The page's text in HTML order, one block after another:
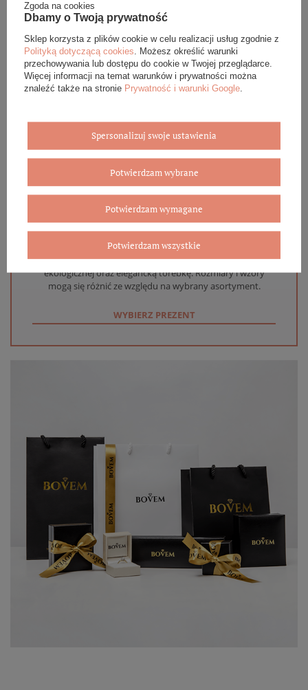
DANE SZCZEGÓŁOWE
OPINIE (0)
GWARANCJA
Eleganckie opakowanie gratis
Biżuterię i zegarki zakupione w sklepie internetowym
BOVEM otrzymasz jako gotowy do wręczenia upominek. Do
każdego zamówienia dołączamy pudełko ze skóry
ekologicznej oraz elegancką torebkę. Rozmiary i wzory
mogą się różnić ze względu na wybrany asortyment.
WYBIERZ PREZENT
Zgoda na cookies
Dbamy o Twoją prywatność
Sklep korzysta z plików cookie w celu realizacji usług zgodnie z
Polityką dotyczącą cookies . Możesz określić warunki
przechowywania lub dostępu do cookie w Twojej przeglądarce.
Więcej informacji na temat warunków i prywatności można
znaleźć także na stronie Prywatność i warunki Google
Spersonalizuj swoje ustawienia
Potwierdzam wybrane
Potwierdzam wymagane
Potwierdzam wszystkie